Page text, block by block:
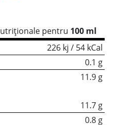
pentru 100 ml
226 kj / 54 kCal
0.1 g
11.9 g
11.7 g
0.8 g